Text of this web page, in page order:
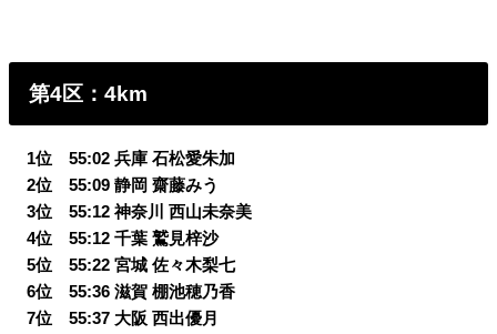
第4区：4km
1位 55:02 兵庫 石松愛朱加
02位 55:09 静岡 齋藤みう
03位 55:12 神奈川 西山未奈美
04位 55:12 千葉 鷲見梓沙
05位 55:22 宮城 佐々木梨七
06位 55:36 滋賀 棚池穂乃香
07位 55:37 大阪 西出優月